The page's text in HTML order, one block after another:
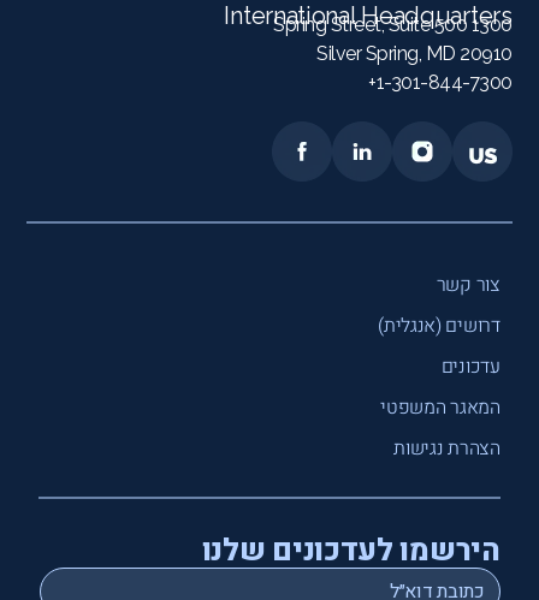
International Headquarters
1300 Spring Street, Suite 500
Silver Spring, MD 20910
1-301-844-7300+
צור קשר
דרושים (אנגלית)
עדכונים
המאגר המשפטי
הצהרת נגישות
הירשמו לעדכונים שלנו
Email
*